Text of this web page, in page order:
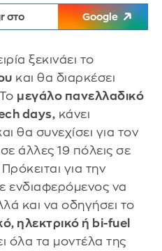
στο Google
ξεκινάει το
και θα διαρκέσει
Το μεγάλο πανελλαδικό
days, κάνει
θα συνεχίσει για τον
άλλες 19 πόλεις σε
για την
ενδιαφερόμενος να
και να οδηγήσει το
ηλεκτρικό ή bi-fuel
όλα τα μοντέλα της